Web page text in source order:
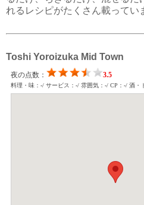
れるレシピがたくさん載ってい
Toshi Yoroizuka Mid Town